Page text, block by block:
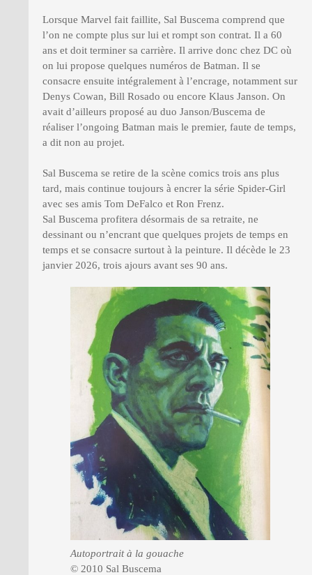
Lorsque Marvel fait faillite, Sal Buscema comprend que
l’on ne compte plus sur lui et rompt son contrat. Il a 60
ans et doit terminer sa carrière. Il arrive donc chez DC où
on lui propose quelques numéros de Batman. Il se
consacre ensuite intégralement à l’encrage, notamment sur
Denys Cowan, Bill Rosado ou encore Klaus Janson. On
avait d’ailleurs proposé au duo Janson/Buscema de
réaliser l’ongoing Batman mais le premier, faute de temps,
a dit non au projet.
Sal Buscema se retire de la scène comics trois ans plus
tard, mais continue toujours à encrer la série Spider-Girl
avec ses amis Tom DeFalco et Ron Frenz.
Sal Buscema profitera désormais de sa retraite, ne
dessinant ou n’encrant que quelques projets de temps en
temps et se consacre surtout à la peinture. Il décède le 23
janvier 2026, trois ajours avant ses 90 ans.
Autoportrait à la gouache
© 2010 Sal Buscema